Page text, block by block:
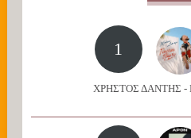
1
ΧΡΗΣΤΟΣ ΔΑΝΤΗΣ -